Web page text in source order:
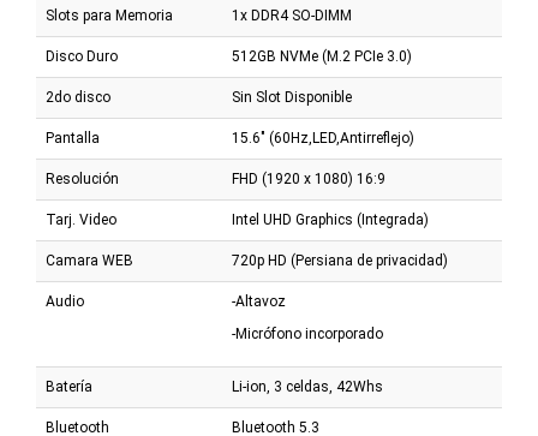
Slots para Memoria 1x DDR4 SO-DIMM
Disco Duro 512GB NVMe (M.2 PCIe 3.0)
2do disco Sin Slot Disponible
Pantalla 15.6" (60Hz,LED,Antirreflejo)
Resolución FHD (1920 x 1080) 16:9
Tarj. Video Intel UHD Graphics (Integrada)
Camara WEB 720p HD (Persiana de privacidad)
Audio
-Altavoz
-Micrófono incorporado
Batería Li-ion, 3 celdas, 42Whs
Bluetooth Bluetooth 5.3